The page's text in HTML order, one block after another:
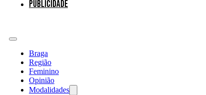
Publicidade
Braga
Região
Feminino
Opinião
Modalidades